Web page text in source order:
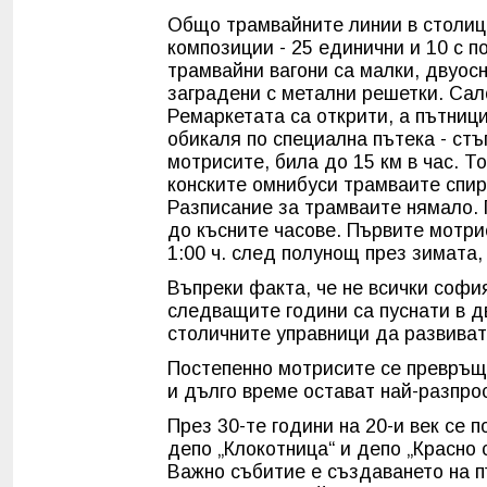
Общо трамвайните линии в
композиции - 25 единични и 10 с
трамвайни вагони са малки,
заградени с метални решетки.
Ремаркетата са открити, а
обикаля по специална пътека -
мотрисите, била до 15 км в час.
конските омнибуси трамваите
Разписание за трамваите
до късните часове. Първите
1:00 ч. след полунощ през
Въпреки факта, че не всички
следващите години са пуснати в
столичните управници да
Постепенно мотрисите се
и дълго време остават най-
През 30-те години на 20-и век се
депо „Клокотница“ и депо
Важно събитие е създаването на